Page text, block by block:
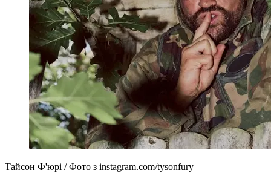
Тайсон Ф'юрі / Фото з instagram.com/tysonfury